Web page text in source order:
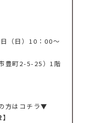
（日） 10：00～
豊町2-5-25）1階
方はコチラ▼
】